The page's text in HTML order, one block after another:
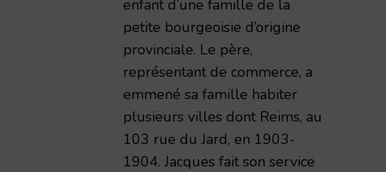
enfant d’une famille de la
petite bourgeoisie d’origine
provinciale. Le père,
représentant de commerce, a
emmené sa famille habiter
plusieurs villes dont Reims, au
103 rue du Jard, en 1903-
1904. Jacques fait son service